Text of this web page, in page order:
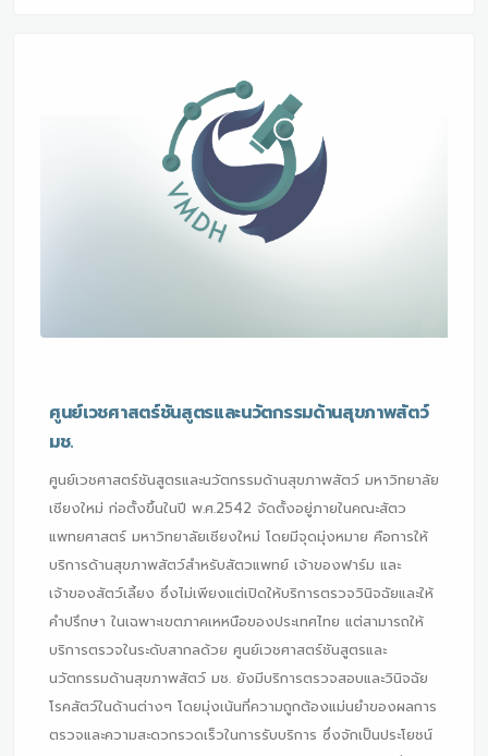
ศูนย์เวชศาสตร์ชันสูตรและนวัตกรรมด้านสุขภาพสัตว์
มช.
ศูนย์เวชศาสตร์ชันสูตรและนวัตกรรมด้านสุขภาพสัตว์ มหาวิทยาลัย
เชียงใหม่ ก่อตั้งขึ้นในปี พ.ศ.2542 จัดตั้งอยู่ภายในคณะสัตว
แพทยศาสตร์ มหาวิทยาลัยเชียงใหม่ โดยมีจุดมุ่งหมาย คือการให้
บริการด้านสุขภาพสัตว์สำหรับสัตวแพทย์ เจ้าของฟาร์ม และ
เจ้าของสัตว์เลี้ยง ซึ่งไม่เพียงแต่เปิดให้บริการตรวจวินิจฉัยและให้
คำปรึกษา ในเฉพาะเขตภาคเหหนือของประเทศไทย แต่สามารถให้
บริการตรวจในระดับสากลด้วย ศูนย์เวชศาสตร์ชันสูตรและ
นวัตกรรมด้านสุขภาพสัตว์ มช. ยังมีบริการตรวจสอบและวินิจฉัย
โรคสัตว์ในด้านต่างๆ โดยมุ่งเน้นที่ความถูกต้องแม่นยำของผลการ
ตรวจและความสะดวกรวดเร็วในการรับบริการ ซึ่งจักเป็นประโยชน์